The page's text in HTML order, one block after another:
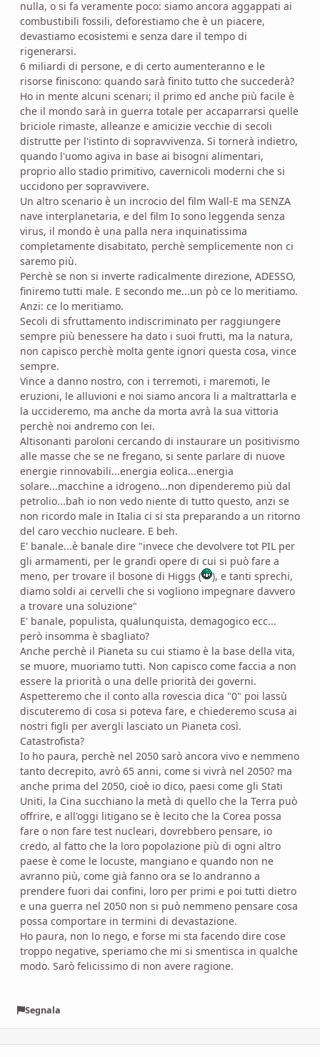
nulla, o si fa veramente poco: siamo ancora aggappati ai
combustibili fossili, deforestiamo che è un piacere,
devastiamo ecosistemi e senza dare il tempo di
rigenerarsi.
6 miliardi di persone, e di certo aumenteranno e le
risorse finiscono: quando sarà finito tutto che succederà?
Ho in mente alcuni scenari; il primo ed anche più facile è
che il mondo sarà in guerra totale per accaparrarsi quelle
briciole rimaste, alleanze e amicizie vecchie di secoli
distrutte per l'istinto di sopravvivenza. Si tornerà indietro,
quando l'uomo agiva in base ai bisogni alimentari,
proprio allo stadio primitivo, cavernicoli moderni che si
uccidono per sopravvivere.
Un altro scenario è un incrocio del film Wall-E ma SENZA
nave interplanetaria, e del film Io sono leggenda senza
virus, il mondo è una palla nera inquinatissima
completamente disabitato, perchè semplicemente non ci
saremo più.
Perchè se non si inverte radicalmente direzione, ADESSO,
finiremo tutti male. E secondo me...un pò ce lo meritiamo.
Anzi: ce lo meritiamo.
Secoli di sfruttamento indiscriminato per raggiungere
sempre più benessere ha dato i suoi frutti, ma la natura,
non capisco perchè molta gente ignori questa cosa, vince
sempre.
Vince a danno nostro, con i terremoti, i maremoti, le
eruzioni, le alluvioni e noi siamo ancora li a maltrattarla e
la uccideremo, ma anche da morta avrà la sua vittoria
perchè noi andremo con lei.
Altisonanti paroloni cercando di instaurare un positivismo
alle masse che se ne fregano, si sente parlare di nuove
energie rinnovabili...energia eolica...energia
solare...macchine a idrogeno...non dipenderemo più dal
petrolio...bah io non vedo niente di tutto questo, anzi se
non ricordo male in Italia ci si sta preparando a un ritorno
del caro vecchio nucleare. E beh.
E' banale...è banale dire "invece che devolvere tot PIL per
gli armamenti, per le grandi opere di cui si può fare a
meno, per trovare il bosone di Higgs (
), e tanti sprechi,
diamo soldi ai cervelli che si vogliono impegnare davvero
a trovare una soluzione"
E' banale, populista, qualunquista, demagogico ecc...
però insomma è sbagliato?
Anche perchè il Pianeta su cui stiamo è la base della vita,
se muore, muoriamo tutti. Non capisco come faccia a non
essere la priorità o una delle priorità dei governi.
Aspetteremo che il conto alla rovescia dica "0" poi lassù
discuteremo di cosa si poteva fare, e chiederemo scusa ai
nostri figli per avergli lasciato un Pianeta così.
Catastrofista?
Io ho paura, perchè nel 2050 sarò ancora vivo e nemmeno
tanto decrepito, avrò 65 anni, come si vivrà nel 2050? ma
anche prima del 2050, cioè io dico, paesi come gli Stati
Uniti, la Cina succhiano la metà di quello che la Terra può
offrire, e all'oggi litigano se è lecito che la Corea possa
fare o non fare test nucleari, dovrebbero pensare, io
credo, al fatto che la loro popolazione più di ogni altro
paese è come le locuste, mangiano e quando non ne
avranno più, come già fanno ora se lo andranno a
prendere fuori dai confini, loro per primi e poi tutti dietro
e una guerra nel 2050 non si può nemmeno pensare cosa
possa comportare in termini di devastazione.
Ho paura, non lo nego, e forse mi sta facendo dire cose
troppo negative, speriamo che mi si smentisca in qualche
modo. Sarò felicissimo di non avere ragione.
Segnala